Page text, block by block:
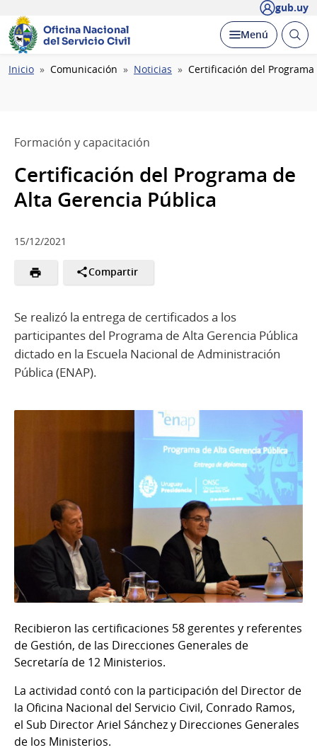
gub.uy
Oficina Nacional
del Servicio Civil
Desplegar
Menú Abrir
Ruta
Inicio Comunicación Noticias Certificación del
Formación y capacitación
Certificación del Programa de
Alta Gerencia Pública
15/12/2021
Compartir
Se realizó la entrega de certificados a los
participantes del Programa de Alta Gerencia Pública
dictado en la Escuela Nacional de Administración
Pública (ENAP).
Recibieron las certificaciones 58 gerentes y referentes
de Gestión, de las Direcciones Generales de
Secretaría de 12 Ministerios.
La actividad contó con la participación del Director de
la Oficina Nacional del Servicio Civil, Conrado Ramos,
el Sub Director Ariel Sánchez y Direcciones Generales
de los Ministerios.